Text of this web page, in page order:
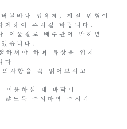
블바나 입욕제, 깨질 위험이
제하여 주시길 바랍니다.
이물질로 배수관이 막히면
습니다.
셔야 하며 화상을 입지
다.
사항을 꼭 읽어보시고
이용하실 때 바닥이
않도록 주의하여 주시기